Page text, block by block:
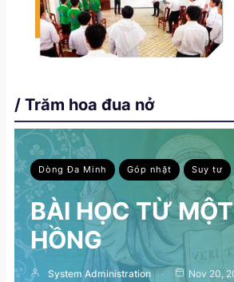
/ Trăm hoa đua nở
Dòng Đa Minh Góp nhặt Suy tư
BÀI HỌC TỪ
HỒNG
System Administration
Nov 20,